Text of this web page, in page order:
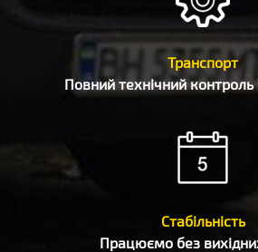
Транспорт
Повний технічний контроль
Стабільність
Працюємо без